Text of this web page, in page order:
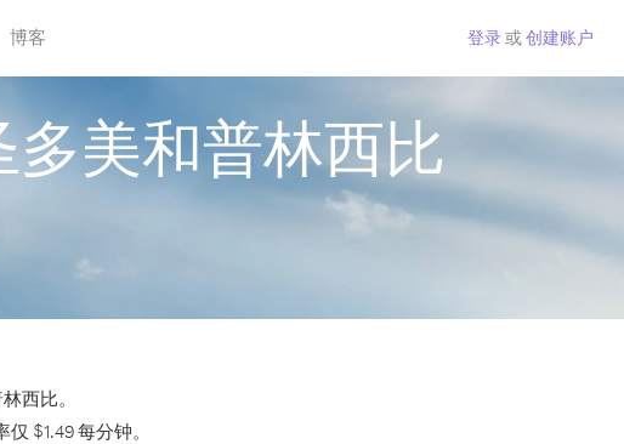
博客 登录或创建账户
美和普林西比
西比。
$1.49 每分钟。